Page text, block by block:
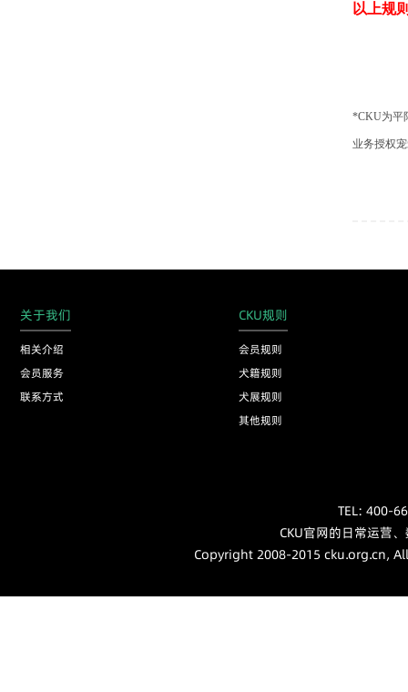
以上规
*CKU为平
业务授权
关于我们
相关介绍
会员服务
联系方式
CKU规则
会员规则
犬籍规则
犬展规则
其他规则
TEL: 400-
CKU官网的日常运营
Copyright 2008-2015 cku.org.cn,